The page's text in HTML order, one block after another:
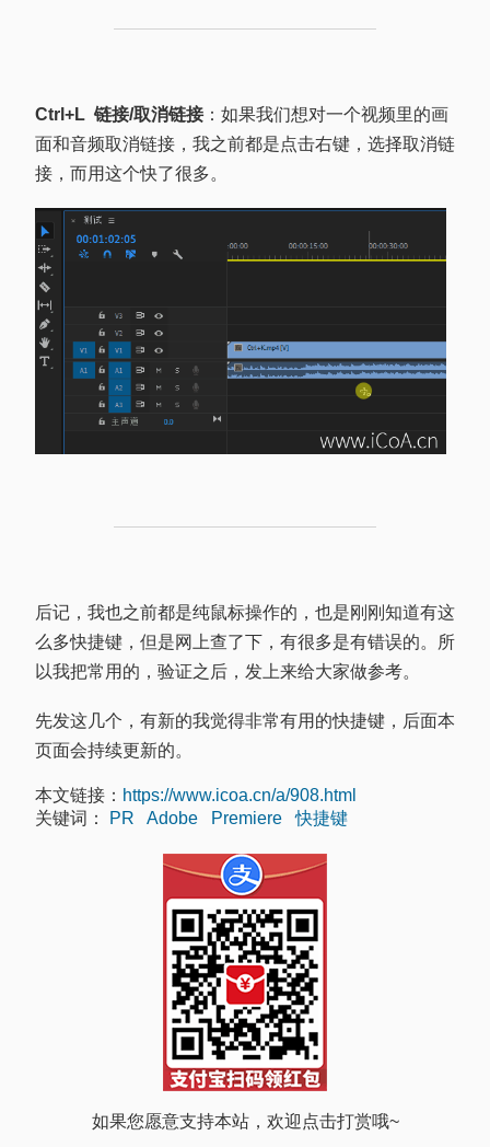
Ctrl+L 链接/取消链接：如果我们想对一个视频里的画
面和音频取消链接，我之前都是点击右键，选择取消链
接，而用这个快了很多。
后记，我也之前都是纯鼠标操作的，也是刚刚知道有这
么多快捷键，但是网上查了下，有很多是有错误的。所
以我把常用的，验证之后，发上来给大家做参考。
先发这几个，有新的我觉得非常有用的快捷键，后面本
页面会持续更新的。
本文链接： https://www.icoa.cn/a/908.html
关键词：
PR Adobe Premiere 快捷键
如果您愿意支持本站，欢迎点击打赏哦~